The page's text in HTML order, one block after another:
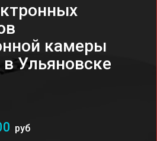
камеры
в Ульяновске
руб